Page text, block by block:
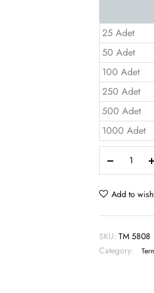
25 Adet
50 Adet
100 Adet
250 Adet
500 Adet
1000 Adet
Termos
Bardak
280
-
5808
quantity
Add to
SKU: TM 5808
Category: